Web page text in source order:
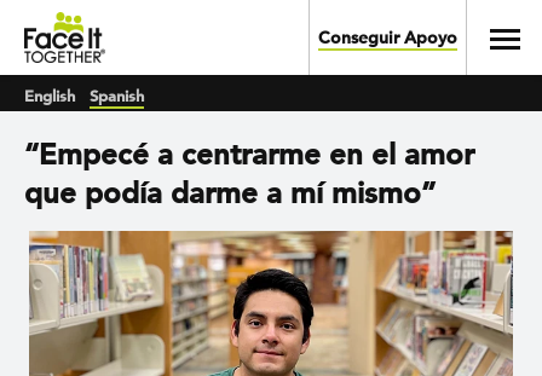
Skip to main content
Conseguir Apoyo
English Spanish
“Empecé a centrarme en el amor
que podía darme a mí mismo”